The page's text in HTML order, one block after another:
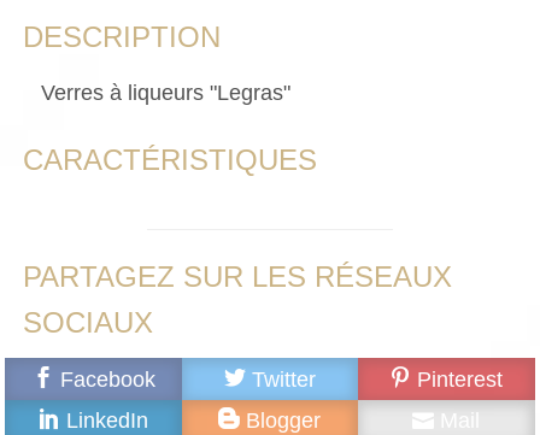
DESCRIPTION
Verres à liqueurs "Legras"
CARACTÉRISTIQUES
PARTAGEZ SUR LES RÉSEAUX
SOCIAUX
Facebook Twitter
Pinterest
LinkedIn
Blogger Mail